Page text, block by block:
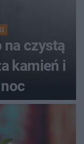
na czystą
kamień i